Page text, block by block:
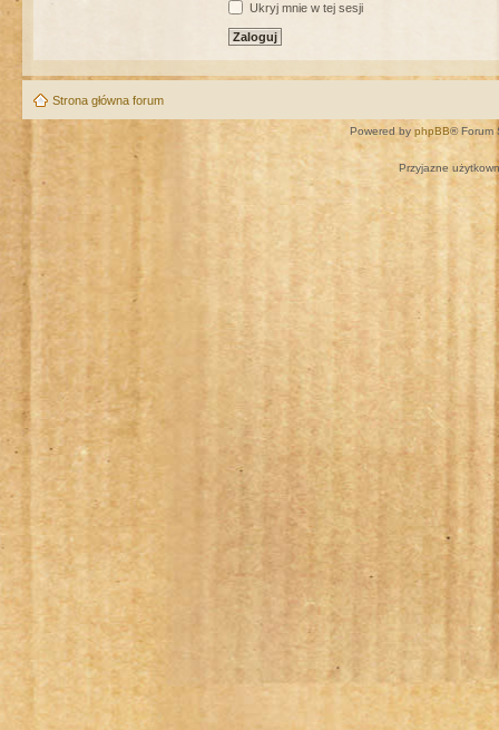
Ukryj mnie w tej sesji
Strona główna forum
Powered by phpBB® Forum
Przyjazne